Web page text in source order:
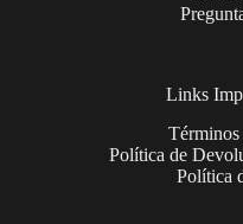
Links
Política de
Política